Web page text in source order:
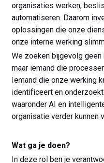
organisaties werken,
automatiseren. Daarom
oplossingen die onze
onze interne werking
We zoeken bijgevolg
maar iemand die
Iemand die onze werking
identificeert en
waaronder AI en
organisatie verder kunnen
Wat ga je doen?
In deze rol ben je